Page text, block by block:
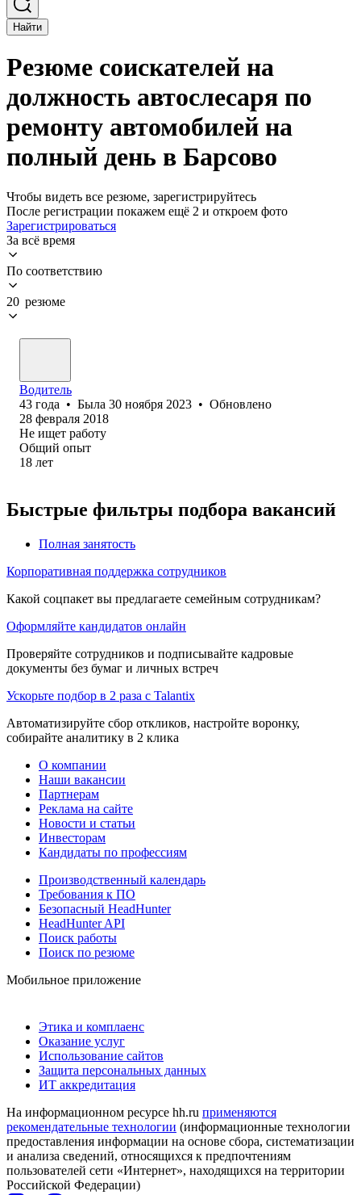
Найти
Резюме соискателей на
должность автослесаря по
ремонту автомобилей на
полный день в Барсово
Чтобы видеть все резюме, зарегистрируйтесь
После регистрации покажем ещё 2 и откроем фото
Зарегистрироваться
За всё время
По соответствию
20 резюме
Водитель
43 года • Была 30 ноября 2023 • Обновлено
28 февраля 2018
Не ищет работу
Общий опыт
18 лет
Быстрые фильтры подбора вакансий
Полная занятость
Корпоративная поддержка сотрудников
Какой соцпакет вы предлагаете семейным сотрудникам?
Оформляйте кандидатов онлайн
Проверяйте сотрудников и подписывайте кадровые
документы без бумаг и личных встреч
Ускорьте подбор в 2 раза с Talantix
Автоматизируйте сбор откликов, настройте воронку,
собирайте аналитику в 2 клика
О компании
Наши вакансии
Партнерам
Реклама на сайте
Новости и статьи
Инвесторам
Кандидаты по профессиям
Производственный календарь
Требования к ПО
Безопасный HeadHunter
HeadHunter API
Поиск работы
Поиск по резюме
Мобильное приложение
Этика и комплаенс
Оказание услуг
Использование сайтов
Защита персональных данных
ИТ аккредитация
На информационном ресурсе hh.ru применяются
рекомендательные технологии (информационные технологии
предоставления информации на основе сбора, систематизации
и анализа сведений, относящихся к предпочтениям
пользователей сети «Интернет», находящихся на территории
Российской Федерации)